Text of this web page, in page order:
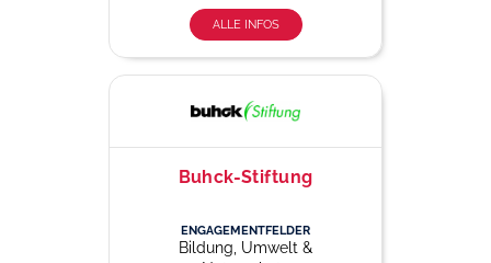
ALLE INFOS
Buhck-Stiftung
ENGAGEMENTFELDER
Bildung, Umwelt &